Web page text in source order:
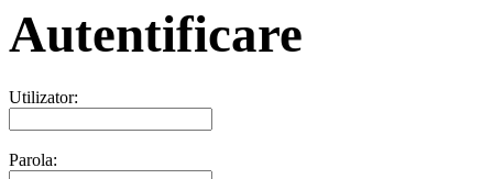
Autentificare
Utilizator:
Parola: